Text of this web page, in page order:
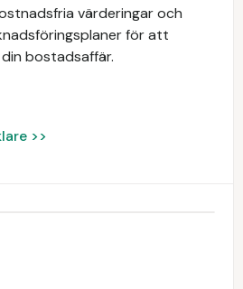
värderingar och
för att
bostadsaffär.
>>